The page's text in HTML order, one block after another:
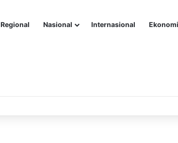
Regional Nasional Internasional Ekonomi